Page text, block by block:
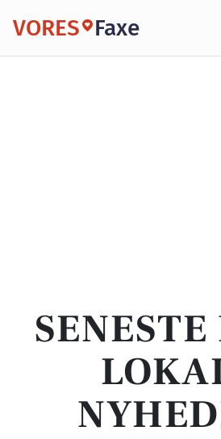
VORES Faxe